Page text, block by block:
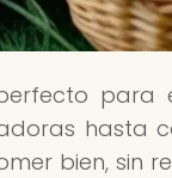
para
hasta
bien, sin